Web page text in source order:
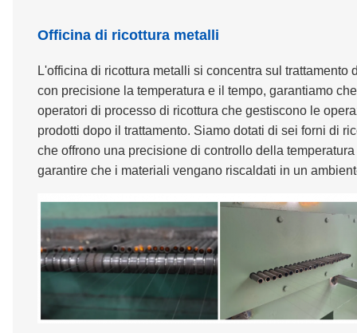
Officina di ricottura metalli
L'officina di ricottura metalli si concentra sul
con precisione la temperatura e il tempo, garantiamo
operatori di processo di ricottura che gestiscono le
prodotti dopo il trattamento. Siamo dotati di sei forni di
che offrono una precisione di controllo della
garantire che i materiali vengano riscaldati in un